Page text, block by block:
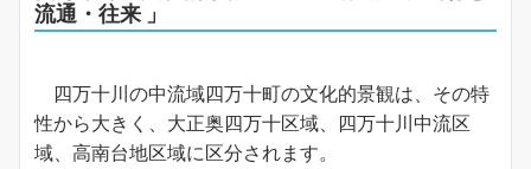
流通・往来 」
四万十川の中流域四万十町の文化的景観は、その特
性から大きく、大正奥四万十区域、四万十川中流区
域、高南台地区域に区分されます。